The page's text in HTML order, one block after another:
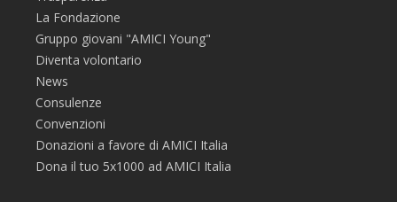
La Fondazione
Gruppo giovani "AMICI Young"
Diventa volontario
News
Consulenze
Convenzioni
Donazioni a favore di AMICI Italia
Dona il tuo 5x1000 ad AMICI Italia